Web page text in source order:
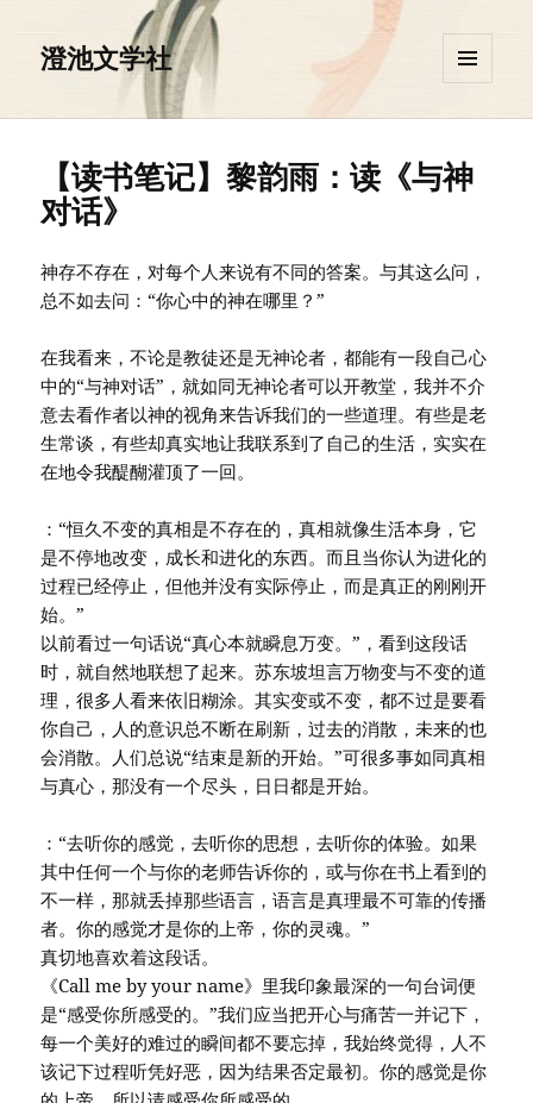
澄池文学社
挂件
【读书笔记】黎韵雨：读《与神
对话》
神存不存在，对每个人来说有不同的答案。与其这么问，
总不如去问：“你心中的神在哪里？”
在我看来，不论是教徒还是无神论者，都能有一段自己心
中的“与神对话”，就如同无神论者可以开教堂，我并不介
意去看作者以神的视角来告诉我们的一些道理。有些是老
生常谈，有些却真实地让我联系到了自己的生活，实实在
在地令我醍醐灌顶了一回。
：“恒久不变的真相是不存在的，真相就像生活本身，它
是不停地改变，成长和进化的东西。而且当你认为进化的
过程已经停止，但他并没有实际停止，而是真正的刚刚开
始。”
以前看过一句话说“真心本就瞬息万变。”，看到这段话
时，就自然地联想了起来。苏东坡坦言万物变与不变的道
理，很多人看来依旧糊涂。其实变或不变，都不过是要看
你自己，人的意识总不断在刷新，过去的消散，未来的也
会消散。人们总说“结束是新的开始。”可很多事如同真相
与真心，那没有一个尽头，日日都是开始。
：“去听你的感觉，去听你的思想，去听你的体验。如果
其中任何一个与你的老师告诉你的，或与你在书上看到的
不一样，那就丢掉那些语言，语言是真理最不可靠的传播
者。你的感觉才是你的上帝，你的灵魂。”
真切地喜欢着这段话。
《Call me by your name》里我印象最深的一句台词便
是“感受你所感受的。”我们应当把开心与痛苦一并记下，
每一个美好的难过的瞬间都不要忘掉，我始终觉得，人不
该记下过程听凭好恶，因为结果否定最初。你的感觉是你